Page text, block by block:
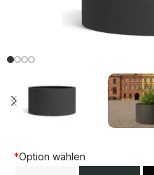
*Option wählen